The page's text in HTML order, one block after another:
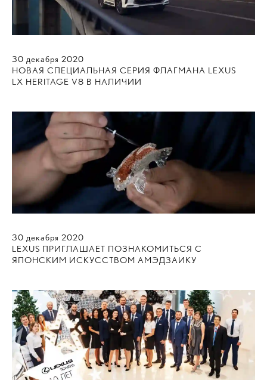
30 декабря 2020
НОВАЯ СПЕЦИАЛЬНАЯ СЕРИЯ ФЛАГМАНА LEXUS
LX HERITAGE V8 В НАЛИЧИИ
30 декабря 2020
LEXUS ПРИГЛАШАЕТ ПОЗНАКОМИТЬСЯ С
ЯПОНСКИМ ИСКУССТВОМ АМЭДЗАИКУ